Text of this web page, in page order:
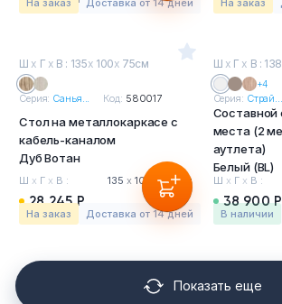
На заказ Доставка от 14 дней На заказ
Ш х Г х В : 135х 100х 75см
Серия: Санья... Код: 580017
Стол на металлокаркасе с
кабель-каналом
Дуб Вотан
Ш х Г х В : 135 х100 х75 см
28 245 Р
На заказ Доставка от 14 дней
Ш х Г х В : 138
+4
Серия: Страй...
Составной
места (2
аутлета)
Белый (BL)
Ш х Г х В :
38 900 Р
в наличии
Показать еще